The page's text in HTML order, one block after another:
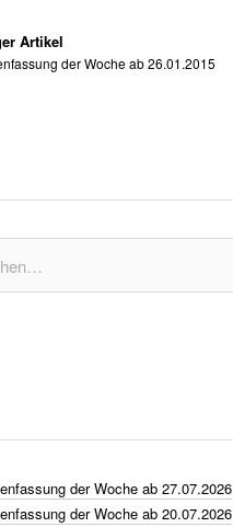
Artikel
der Woche ab 26.01.2015
der Woche ab 27.07.2026
der Woche ab 20.07.2026